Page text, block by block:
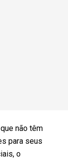
não têm
para seus
o